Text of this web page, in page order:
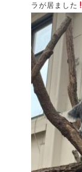
ラが居ました